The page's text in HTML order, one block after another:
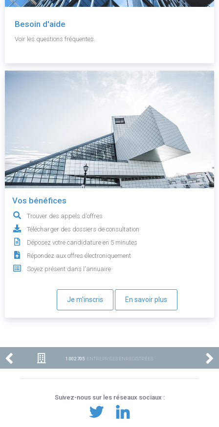
Besoin d'aide
Voir les questions fréquentes.
Vos bénéfices
Trouver des appels d'offres
Télécharger des dossiers de consultation
Déposez votre candidature en 5 minutes
Répondez aux offres électroniquement
Soyez présent dans l'annuaire
Je m'inscris En savoir plus
1 002 705 ENTREPRISES ENREGISTRÉES
Suivez-nous sur les réseaux sociaux :